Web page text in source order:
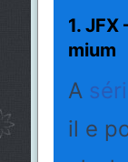
1.
mium
A
il e